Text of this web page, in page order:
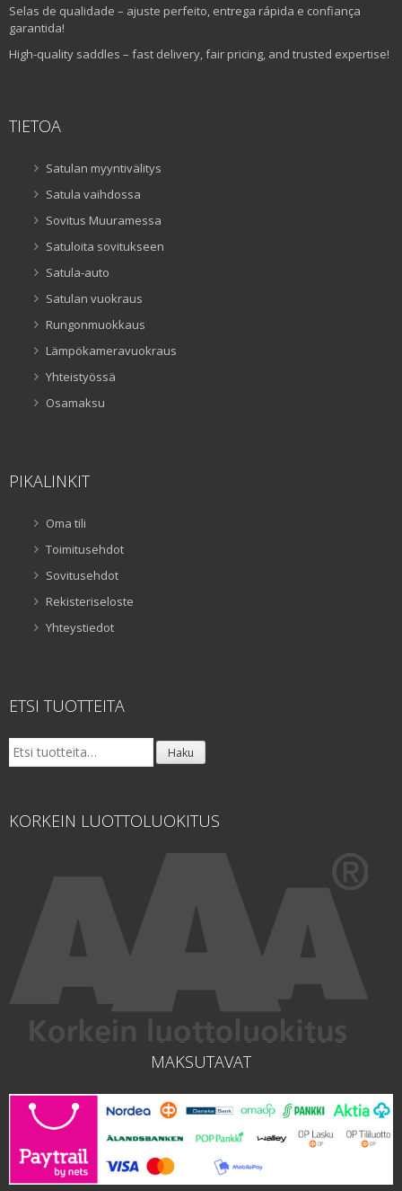
Selas de qualidade – ajuste perfeito, entrega rápida e confiança
garantida!
High-quality saddles – fast delivery, fair pricing, and trusted expertise!
TIETOA
Satulan myyntivälitys
Satula vaihdossa
Sovitus Muuramessa
Satuloita sovitukseen
Satula-auto
Satulan vuokraus
Rungonmuokkaus
Lämpökameravuokraus
Yhteistyössä
Osamaksu
PIKALINKIT
Oma tili
Toimitusehdot
Sovitusehdot
Rekisteriseloste
Yhteystiedot
ETSI TUOTTEITA
Etsi: Haku
KORKEIN LUOTTOLUOKITUS
MAKSUTAVAT